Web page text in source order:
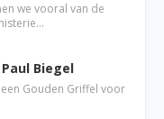
we vooral van de
Biegel
Gouden Griffel voor